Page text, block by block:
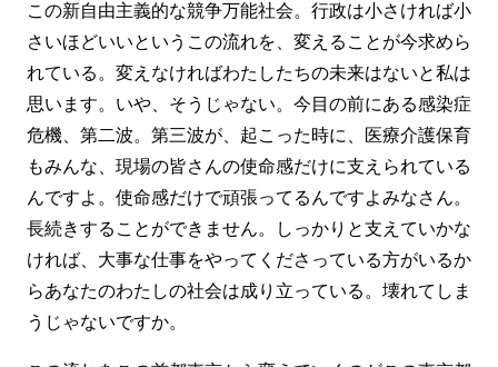
この新自由主義的な競争万能社会。行政は小さければ小
さいほどいいというこの流れを、変えることが今求めら
れている。変えなければわたしたちの未来はないと私は
思います。いや、そうじゃない。今目の前にある感染症
危機、第二波。第三波が、起こった時に、医療介護保育
もみんな、現場の皆さんの使命感だけに支えられている
んですよ。使命感だけで頑張ってるんですよみなさん。
長続きすることができません。しっかりと支えていかな
ければ、大事な仕事をやってくださっている方がいるか
らあなたのわたしの社会は成り立っている。壊れてしま
うじゃないですか。